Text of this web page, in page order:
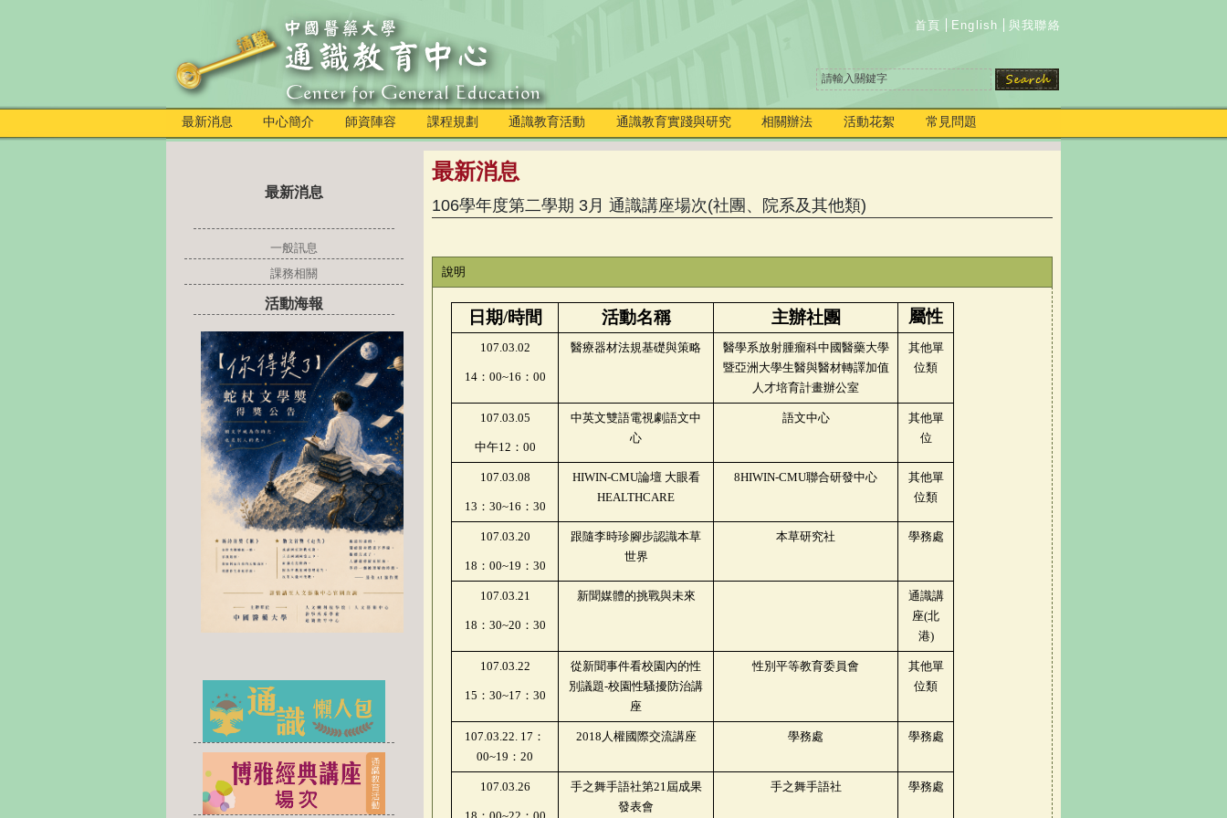
首頁 English 與我聯絡
最新消息 中心簡介 師資陣容 課程規劃 通識教育活動 通識教育實踐與研究 相關辦法 活動花絮 常見問題
最新消息
一般訊息
課務相關
活動海報
最新消息
106學年度第二學期 3月 通識講座場次(社團、院系及其他類)
說明
日期/時間 活動名稱 主辦社團 屬性
107.03.02
14： 00~16 ： 00
醫療器材法規基礎與策略
醫學系放射腫瘤科中國醫藥大學
暨亞洲大學生醫與醫材轉譯加值
人才培育計畫辦公室
其他單
位類
107.03.05
中午12 ： 00
中英文雙語電視劇語文中
心
語文中心
其他單
位
107.03.08
13 ： 30~16 ： 30
HIWIN-CMU論壇 大眼看
HEALTHCARE
8HIWIN-CMU聯合研發中心
其他單
位類
107.03.20
18 ： 00~19 ： 30
跟隨李時珍腳步認識本草
世界
本草研究社 學務處
107.03.21
18 ： 30~20 ： 30
新聞媒體的挑戰與未來
通識講
座(北
港)
107.03.22
15 ： 30~17 ： 30
從新聞事件看校園內的性
別議題-校園性騷擾防治講
座
性別平等教育委員會
其他單
位類
107.03.22. 17 ：
00~19 ： 20
2018 人權國際交流講座 學務處 學務處
107.03.26 手之舞手語社第21屆成果
發表會
手之舞手語社 學務處